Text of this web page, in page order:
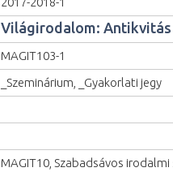
Világirodalom: Antikvitás
MAGIT103-1
_Szeminárium, _Gyakorlati jegy
MAGIT10, Szabadsávos